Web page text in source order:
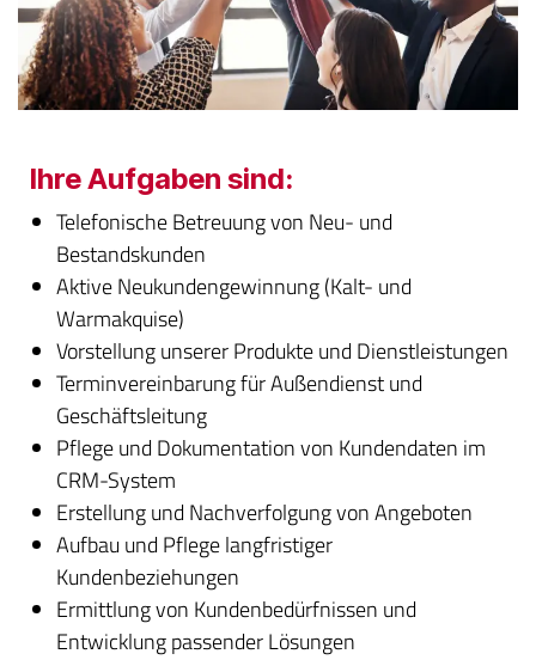
Ihre Aufgaben sind:
Telefonische Betreuung von Neu- und
Bestandskunden
Aktive Neukundengewinnung (Kalt- und
Warmakquise)
Vorstellung unserer Produkte und Dienstleistungen
Terminvereinbarung für Außendienst und
Geschäftsleitung
Pflege und Dokumentation von Kundendaten im
CRM-System
Erstellung und Nachverfolgung von Angeboten
Aufbau und Pflege langfristiger
Kundenbeziehungen
Ermittlung von Kundenbedürfnissen und
Entwicklung passender Lösungen